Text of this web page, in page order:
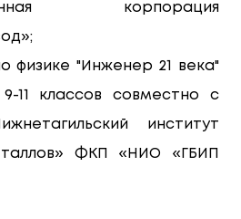
корпорация
физике "Инженер 21 века"
11 классов совместно с
институт
ФКП «НИО «ГБИП